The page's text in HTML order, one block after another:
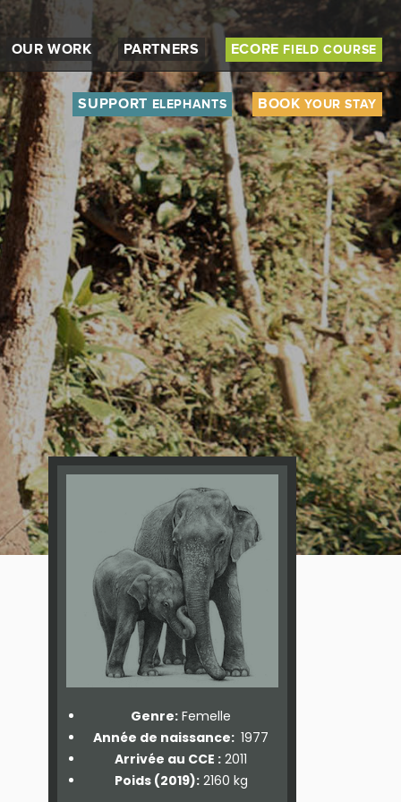
OUR WORK PARTNERS ECORE FIELD COURSE
SUPPORT ELEPHANTS BOOKYOUR STAY
Genre: Femelle
Année de naissance: 1977
Arrivée au CCE : 2011
Poids (2019):2160 kg